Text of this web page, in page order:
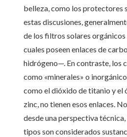
belleza, como los protectores
estas discusiones,
de los filtros solares
cuales poseen enlaces de
hidrógeno—. En contraste, los
como «minerales» o
como el dióxido de titanio y el
zinc, no tienen esos enlaces.
desde una perspectiva
tipos son considerados